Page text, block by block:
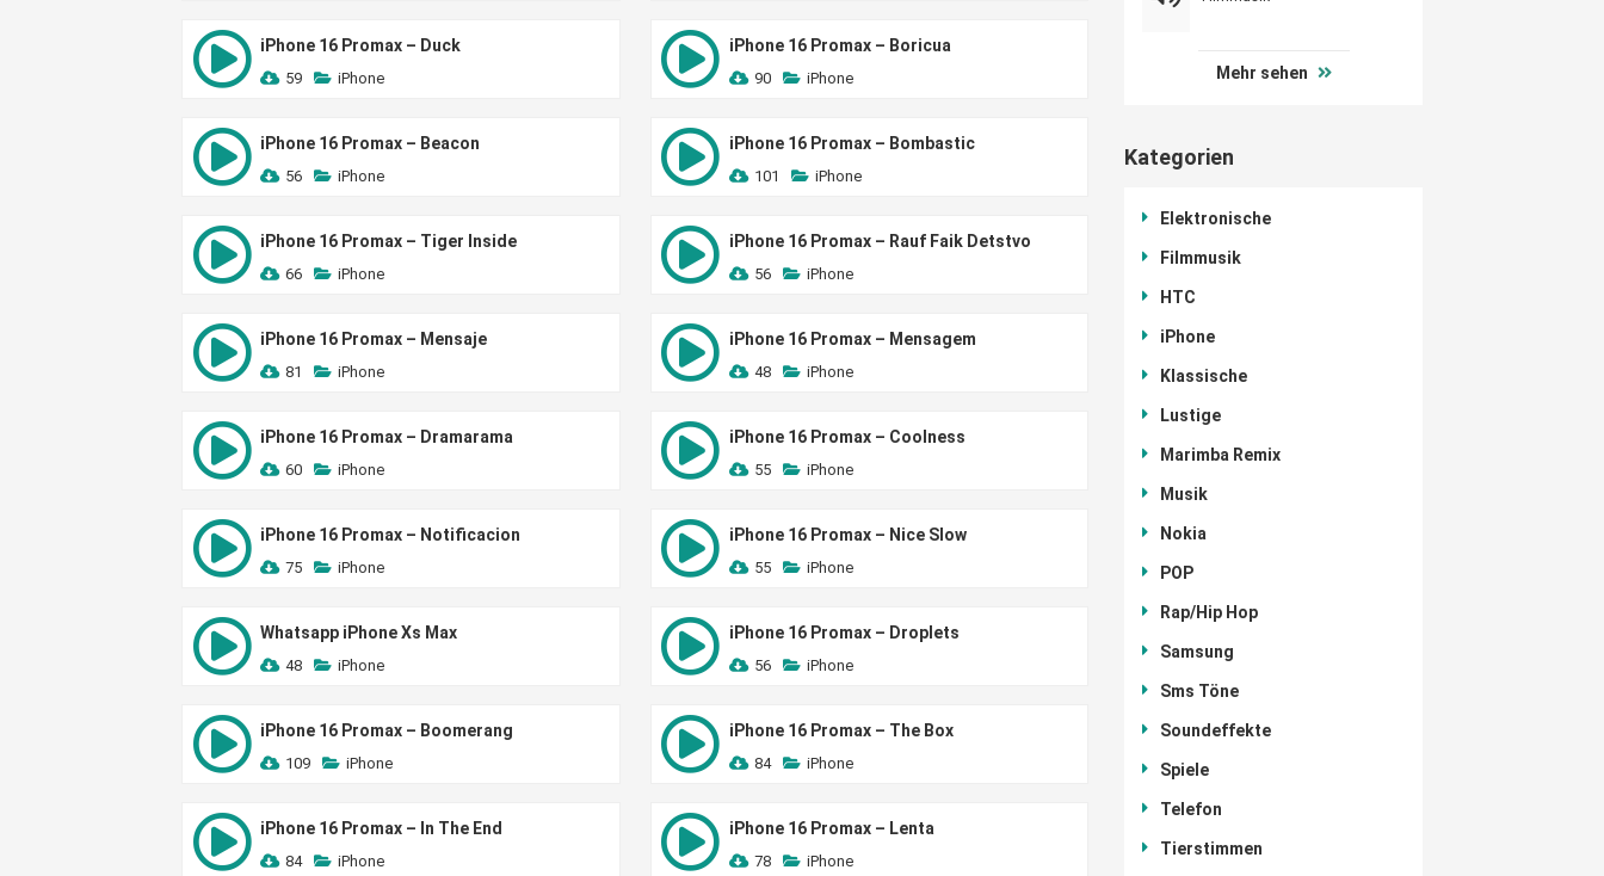
iPhone 16 Promax – Duck
59 iPhone
iPhone 16 Promax – Boricua
90 iPhone
iPhone 16 Promax – Beacon
56 iPhone
iPhone 16 Promax – Bombastic
101 iPhone
iPhone 16 Promax – Tiger Inside
66 iPhone
iPhone 16 Promax – Rauf Faik Detstvo
56 iPhone
iPhone 16 Promax – Mensaje
81 iPhone
iPhone 16 Promax – Mensagem
48 iPhone
iPhone 16 Promax – Dramarama
60 iPhone
iPhone 16 Promax – Coolness
55 iPhone
iPhone 16 Promax – Notificacion
75 iPhone
iPhone 16 Promax – Nice Slow
55 iPhone
Whatsapp iPhone Xs Max
48 iPhone
iPhone 16 Promax – Droplets
56 iPhone
iPhone 16 Promax – Boomerang
109 iPhone
iPhone 16 Promax – The Box
84 iPhone
iPhone 16 Promax – In The End
84 iPhone
iPhone 16 Promax – Lenta
78 iPhone
Mehr sehen
Kategorien
Elektronische
Filmmusik
HTC
iPhone
Klassische
Lustige
Marimba Remix
Musik
Nokia
POP
Rap/Hip Hop
Samsung
Sms Töne
Soundeffekte
Spiele
Telefon
Tierstimmen